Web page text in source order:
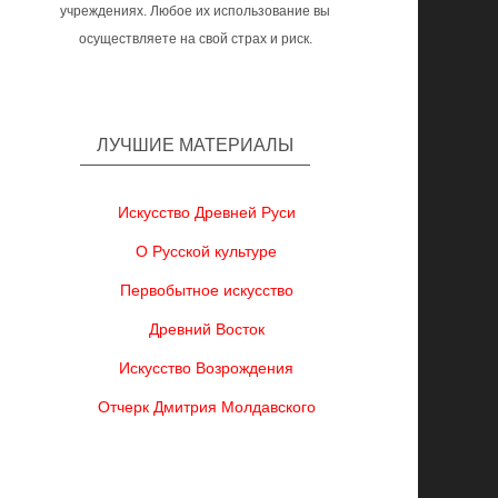
учреждениях. Любое их использование вы
осуществляете на свой страх и риск.
ЛУЧШИЕ МАТЕРИАЛЫ
Искусство Древней Руси
О Русской культуре
Первобытное искусство
Древний Восток
Искусство Возрождения
Отчерк Дмитрия Молдавского